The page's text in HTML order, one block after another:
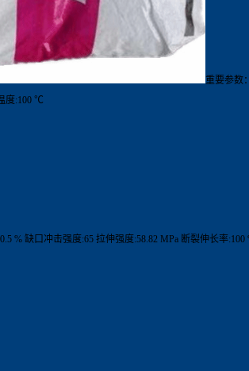
重要参数
度:100 ℃
% 缺口冲击强度:65 拉伸强度:58.82 MPa 断裂伸长率